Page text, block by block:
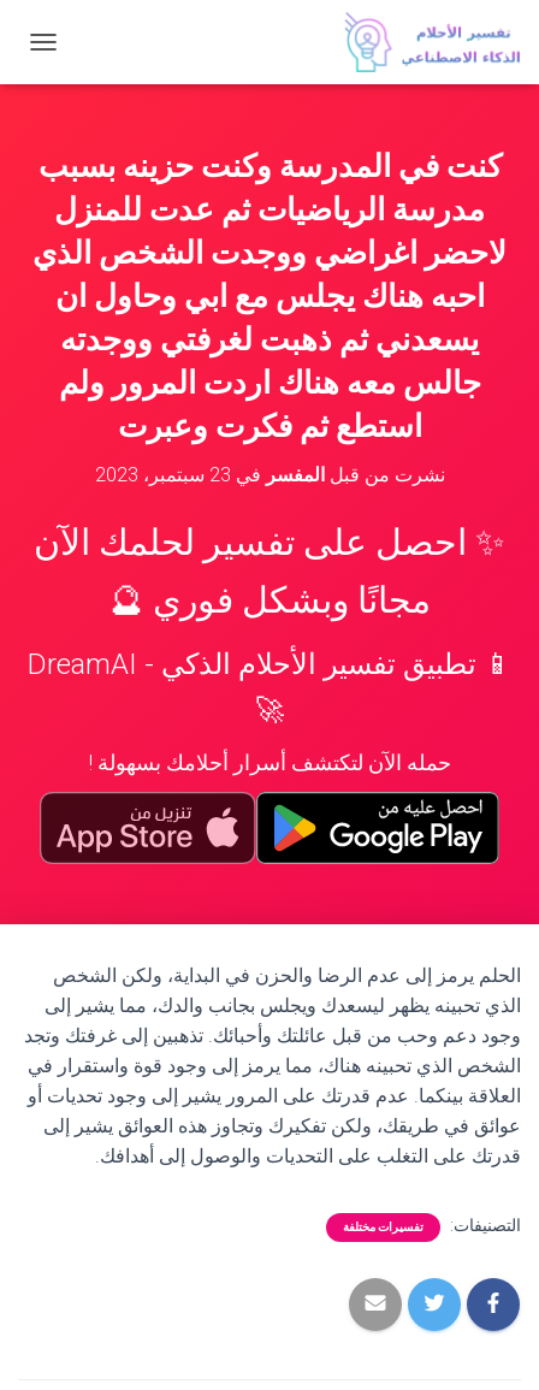
ب
ا
ق
كنت في المدرسة وكنت حزينه بسبب
مدرسة الرياضيات ثم عدت للمنزل
لاحضر اغراضي ووجدت الشخص الذي
احبه هناك يجلس مع ابي وحاول ان
يسعدني ثم ذهبت لغرفتي ووجدته
جالس معه هناك اردت المرور ولم
استطع ثم فكرت وعبرت
نشرت من قبلالمفسر في 23 سبتمبر، 2023
✨ احصل على تفسير لحلمك الآن
مجانًا وبشكل فوري 🔮
📱 تطبيق تفسير الأحلام الذكي - DreamAI
🚀
حمله الآن لتكتشف أسرار أحلامك بسهولة !
الحلم يرمز إلى عدم الرضا والحزن في البداية، ولكن الشخص
الذي تحبينه يظهر ليسعدك ويجلس بجانب والدك، مما يشير إلى
وجود دعم وحب من قبل عائلتك وأحبائك. تذهبين إلى غرفتك وتجد
الشخص الذي تحبينه هناك، مما يرمز إلى وجود قوة واستقرار في
العلاقة بينكما. عدم قدرتك على المرور يشير إلى وجود تحديات أو
عوائق في طريقك، ولكن تفكيرك وتجاوز هذه العوائق يشير إلى
قدرتك على التغلب على التحديات والوصول إلى أهدافك.
التصنيفات: تفسيرات مختلفة